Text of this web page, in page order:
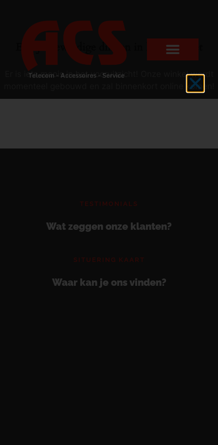
Er zijn geweldige dingen in het verschiet
Er is iets moois in het vooruitzicht! Onze winkel wordt
momenteel gebouwd en zal binnenkort online komen!
TESTIMONIALS
Wat zeggen onze klanten?
SITUERING KAART
Waar kan je ons vinden?